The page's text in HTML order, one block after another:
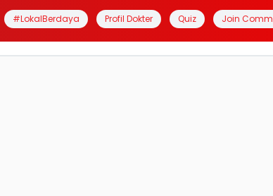
#LokalBerdaya Profil Dokter Quiz Join